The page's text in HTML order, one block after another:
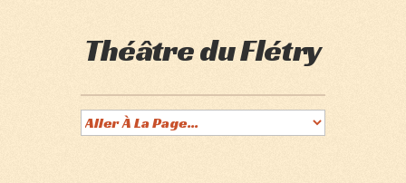
Théâtre du Flétry